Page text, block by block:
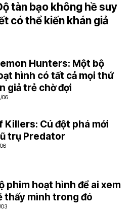
tàn bạo không hề suy
có thể kiến khán giả
Hunters: Một bộ
hình có tất cả mọi thứ
giả trẻ chờ đợi
06
Killers: Cú đột phá mới
trụ Predator
phim hoạt hình để ai xem
thấy mình trong đó